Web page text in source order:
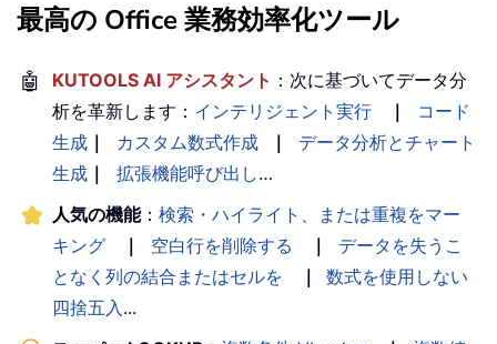
最高の Office 業務効率化ツール
🤖 KUTOOLS AI アシスタント ：次に基づいてデータ分
析を革新します： インテリジェント実行 ｜
コード
生成 ｜ カスタム数式作成 ｜
データ分析とチャート
生成 ｜ 拡張機能呼び出し…
人気の機能： 検索・ハイライト、または重複をマー
キング
｜ 空白行を削除する ｜
データを失うこ
となく列の結合またはセルを
｜
数式を使用しない
四捨五入 ...